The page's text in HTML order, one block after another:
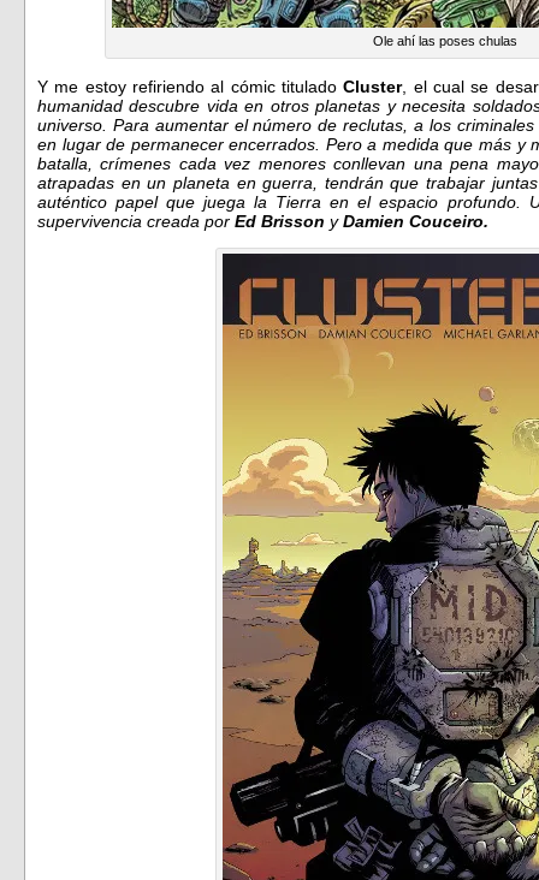
Ole ahí las poses chulas
Y me estoy refiriendo al cómic tituladoCluster, el cual se
humanidad descubre vida en otros planetas y necesita
universo. Para aumentar el número de reclutas, a los
en lugar de permanecer encerrados. Pero a medida que más y
batalla, crímenes cada vez menores conllevan una pena
atrapadas en un planeta en guerra, tendrán que trabajar
auténtico papel que juega la Tierra en el espacio profundo.
supervivencia creada por Ed Brisson yDamien Couceiro.